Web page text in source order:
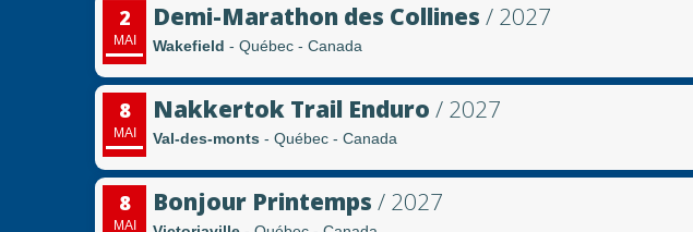
2
MAI
Demi-Marathon des Collines / 2027
Wakefield - Québec - Canada
8
MAI
Nakkertok Trail Enduro / 2027
Val-des-monts - Québec - Canada
8
MAI
Bonjour Printemps / 2027